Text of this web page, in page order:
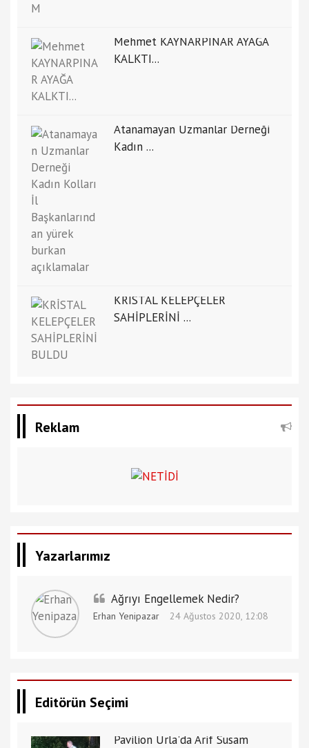
Mehmet KAYNARPINAR AYAĞA
KALKTI...
Atanamayan Uzmanlar Derneği
Kadın ...
KRİSTAL KELEPÇELER
SAHİPLERİNİ ...
Reklam
Yazarlarımız
Ağrıyı Engellemek Nedir?
Erhan Yenipazar 24 Ağustos 2020, 12:08
Editörün Seçimi
Pavilion Urla'da Arif Susam